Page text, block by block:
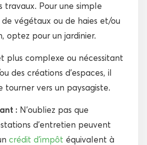
travaux. Pour une simple
végétaux ou de haies et/ou
optez pour un jardinier.
plus complexe ou nécessitant
des créations d’espaces, il
tourner vers un paysagiste.
:N’oubliez pas que
d’entretien peuvent
crédit d’impôt équivalent à